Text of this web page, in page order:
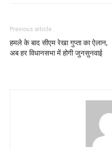
Previous article
हमले के बाद सीएम रेखा गुप्ता का ऐलान,
अब हर विधानसभा में होगी जुनसुनवाई